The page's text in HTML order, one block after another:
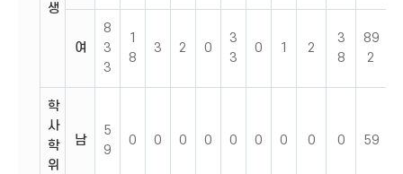
생
여
8
3
3
1
8
3 2 0
3
3
0 1 2
3
8
89
2
학
사
학
위
남
5
9
0 0 0 0 0 0 0 0 0 59